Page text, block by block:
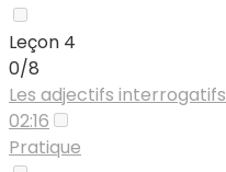
Leçon 4
0/8
Les adjectifs interrogatifs
02:16
Pratique